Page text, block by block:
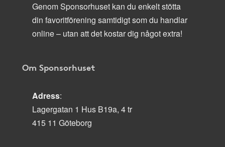
Genom Sponsorhuset kan du enkelt stötta
din favoritförening samtidigt som du handlar
online – utan att det kostar dig något extra!
Om Sponsorhuset
Adress:
Lagergatan 1 Hus B19a, 4 tr
415 11 Göteborg